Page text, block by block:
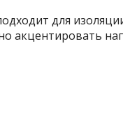
для
акцентировать